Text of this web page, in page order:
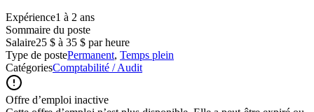
Expérience1 à 2 ans
Sommaire du poste
Salaire25 $ à 35 $ par heure
Type de postePermanent, Temps plein
CatégoriesComptabilité / Audit
Offre d’emploi inactive